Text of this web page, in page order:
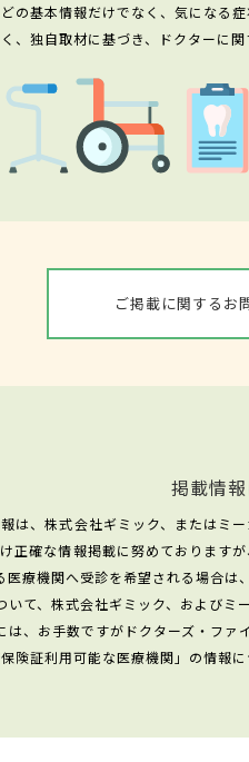
の基本情報だけでなく、気になる
、独自取材に基づき、ドクターに
ご掲載に関するお
掲載情
は、株式会社ギミック、またはミ
正確な情報掲載に努めております
医療機関へ受診を希望される場合は
て、株式会社ギミック、および
、お手数ですがドクターズ・ファ
険証利用可能な医療機関」の情報